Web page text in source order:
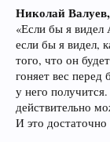
Николай
«Если бы я видел
если бы я видел,
того, что он
гоняет вес
у него
действительно
И это достаточно